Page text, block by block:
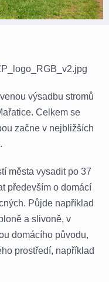
výsadbu stromů
Celkem se
začne v nejbližších
města vysadit po 37
především o domácí
Půjde například
a slivoně, v
domácího původu,
prostředí, například